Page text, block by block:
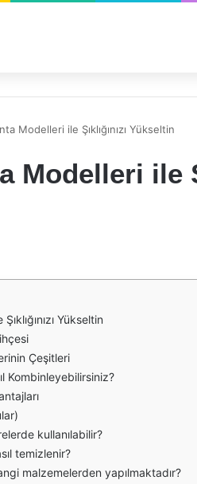
Modelleri ile Şıklığınızı Yükseltin
ile
Yükseltin
Çeşitleri
Kombinleyebilirsiniz?
kullanılabilir?
temizlenir?
malzemelerden yapılmaktadır?